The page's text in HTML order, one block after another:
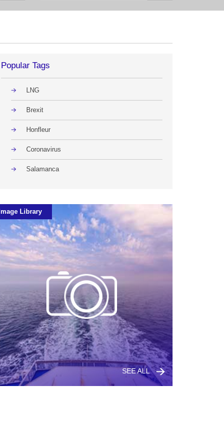
Popular Tags
LNG
Brexit
Honfleur
Coronavirus
Salamanca
Image Library
SEE ALL